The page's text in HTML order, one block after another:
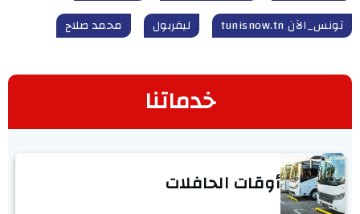
تونس_الآن tunisnow.tn
ليفربول محمد صلاح
خدماتنا
أوقات الحافلات